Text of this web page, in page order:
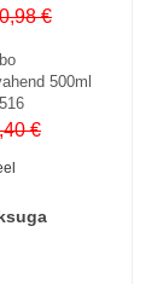
€
500ml
€